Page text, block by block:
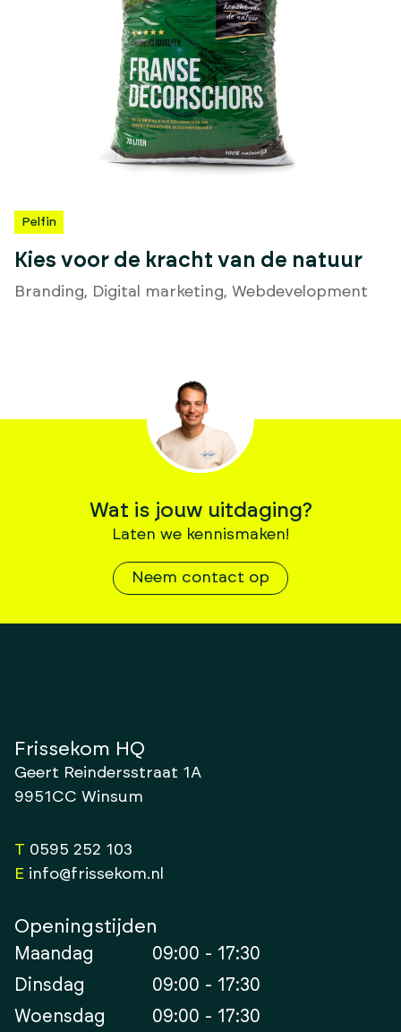
Pelfin
Kies voor de kracht van de natuur
Branding, Digital marketing, Webdevelopment
Wat is jouw uitdaging?
Laten we kennismaken!
Neem contact op
Frissekom HQ
Geert Reindersstraat 1A
9951CC Winsum
T 0595 252 103
E info@frissekom.nl
Openingstijden
Maandag
09:00 - 17:30
Dinsdag
09:00 - 17:30
Woensdag
09:00 - 17:30